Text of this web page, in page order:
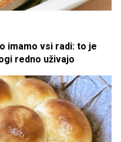
imamo vsi radi: to je
redno uživajo